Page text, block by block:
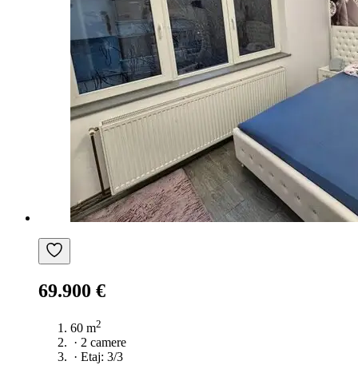
69.900 €
60 m2
· 2 camere
· Etaj: 3/3